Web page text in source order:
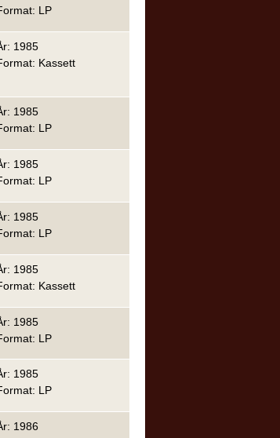
LP
1985
Kassett
1985
LP
1985
LP
1985
LP
1985
Kassett
1985
LP
1985
LP
1986